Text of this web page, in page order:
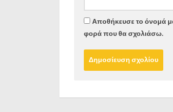
Αποθήκευσε το όνομά
φορά που θα σχολιάσω.